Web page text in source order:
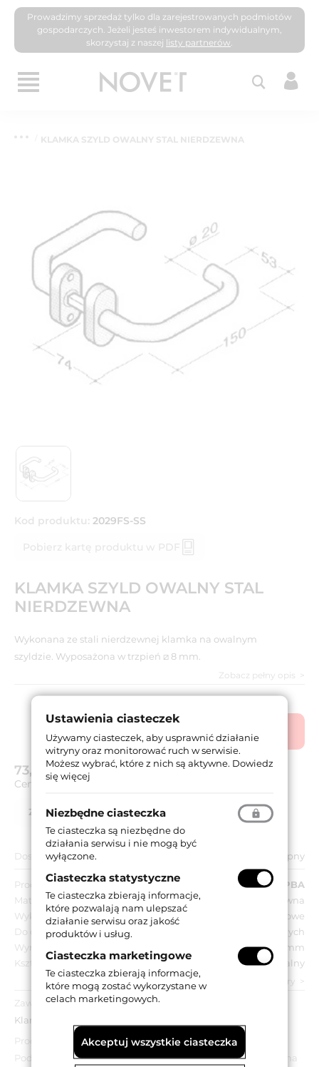
Prowadzimy sprzedaż tylko dla zarejestrowanych podmiotów
gospodarczych. Jeżeli jesteś inwestorem indywidualnym,
skorzystaj z naszej listy partnerów.
KLAMKA SZYLD OWALNY STAL NIERDZEWNA
Kod produktu: 2029FS-SS
Pobierz kartę produktu w PDF
KLAMKA SZYLD OWALNY STAL
NIERDZEWNA
Wykonana ze stali nierdzewnej klamka na owalnym
szyldzie. Wyposażona w trzpień ⧄ 8 mm.
Zobacz pełny opis
sprzedaży.
73,80 złbrutto (z VAT 23%)
Cena za: kpl
Zapytaj o produkt Lista partnerów
Dostępność: Niedostępny
Producent:
PBA
Materiał:
Stal nierdzewna
Wykończenie:
Matowe
Do drzwi:
Wewnętrznych
Wymiar szyldu:
33x74 mm
Kształt szyldu:
Owalny
zobacz wszystkie parametry
Zawartość opakowania:
Klamka z trzpieniem.
Produkt wyprzedażowy.
Podana cena dotyczy wyłącznie towarów znajdujących się na
Ustawienia ciasteczek
Używamy ciasteczek, aby usprawnić działanie
witryny oraz monitorować ruch w serwisie.
Możesz wybrać, które z nich są aktywne. Dowiedz
się więcej
Niezbędne ciasteczka
Te ciasteczka są niezbędne do
działania serwisu i nie mogą być
wyłączone.
Ciasteczka statystyczne
Te ciasteczka zbierają informacje,
które pozwalają nam ulepszać
działanie serwisu oraz jakość
produktów i usług.
Ciasteczka marketingowe
Te ciasteczka zbierają informacje,
które mogą zostać wykorzystane w
celach marketingowych.
Akceptuj wszystkie ciasteczka